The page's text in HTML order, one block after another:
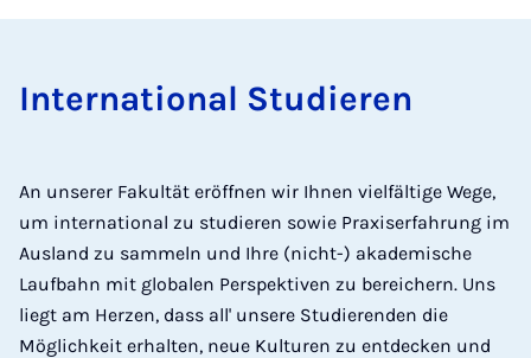
International Studieren
An unserer Fakultät eröffnen wir Ihnen vielfältige Wege,
um international zu studieren sowie Praxiserfahrung im
Ausland zu sammeln und Ihre (nicht-) akademische
Laufbahn mit globalen Perspektiven zu bereichern. Uns
liegt am Herzen, dass all' unsere Studierenden die
Möglichkeit erhalten, neue Kulturen zu entdecken und